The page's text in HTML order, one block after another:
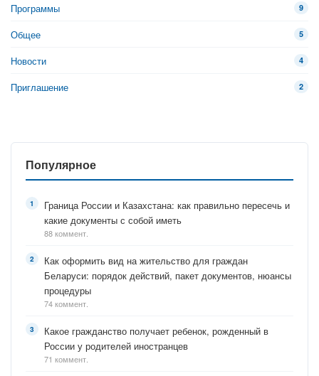
Программы 9
Общее 5
Новости 4
Приглашение 2
Популярное
Граница России и Казахстана: как правильно пересечь и
какие документы с собой иметь
88 коммент.
Как оформить вид на жительство для граждан
Беларуси: порядок действий, пакет документов, нюансы
процедуры
74 коммент.
Какое гражданство получает ребенок, рожденный в
России у родителей иностранцев
71 коммент.